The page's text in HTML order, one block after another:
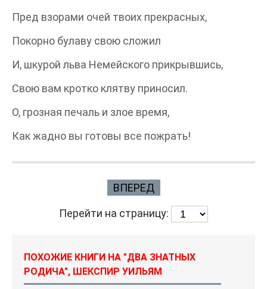
Пред взорами очей твоих прекрасных,
Покорно булаву свою сложил
И, шкурой льва Немейского прикрывшись,
Свою вам кротко клятву приносил.
О, грозная печаль и злое время,
Как жадно вы готовы все пожрать!
ВПЕРЕД
Перейти на страницу:
ПОХОЖИЕ КНИГИ НА "ДВА ЗНАТНЫХ
РОДИЧА", ШЕКСПИР УИЛЬЯМ